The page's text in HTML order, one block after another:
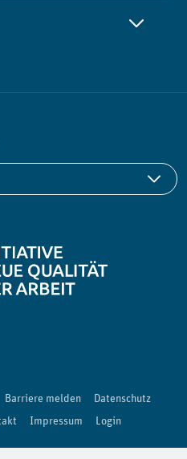
Barriere melden
Datenschutz
Impressum Login